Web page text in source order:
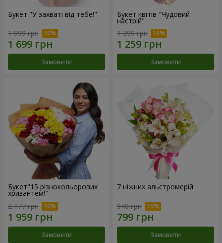
Букет "У захваті від тебе!"
1 999 грн
Замовити
Букет квітів "Чудовий
настрій"
1 399 грн
Замовити
Букет"15 різнокольорових
хризантем!"
2 177 грн
Замовити
7 ніжних альстромерій
940 грн
Замовити